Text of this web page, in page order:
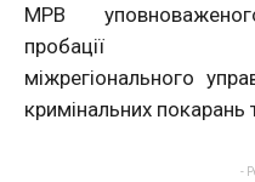
МРВ
пробації
міжрегіонального
кримінальних
-